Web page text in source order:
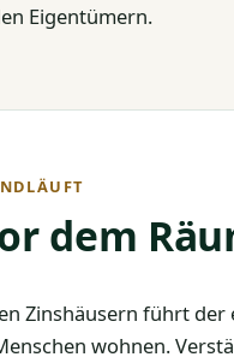
Eigentümern.
dem
Zinshäusern führt der
wohnen.